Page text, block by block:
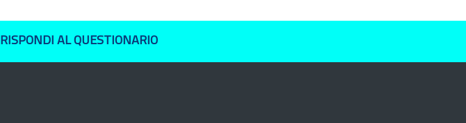
RISPONDI AL QUESTIONARIO